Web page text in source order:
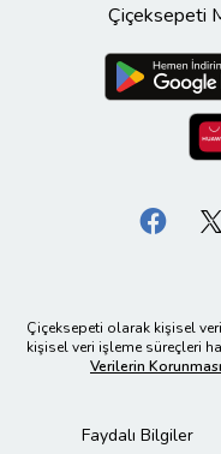
Çiçeksepeti
Çiçeksepeti olarak kişisel
kişisel veri işleme süreçleri
Verilerin
Faydalı Bilgiler